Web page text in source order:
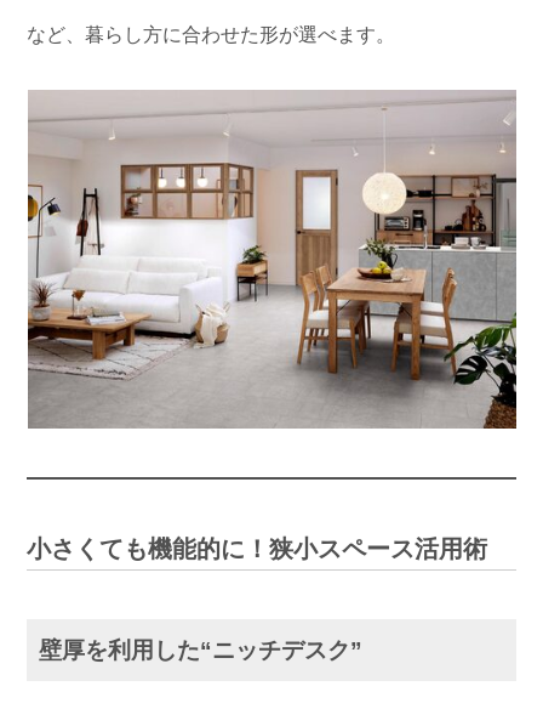
など、暮らし方に合わせた形が選べます。
小さくても機能的に！狭小スペース活用術
壁厚を利用した“ニッチデスク”